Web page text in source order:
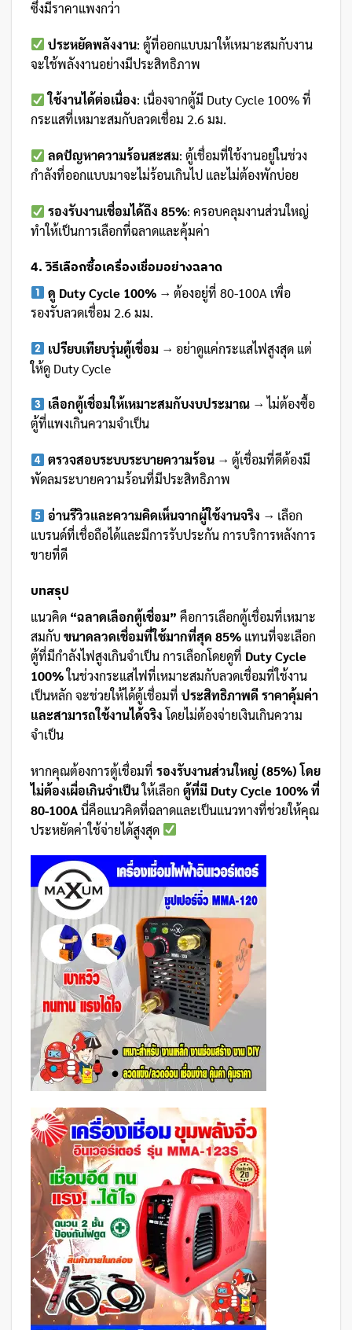
ซึ่งมีราคาแพงกว่า
ประหยัดพลังงาน: ตู้ที่ออกแบบมาให้เหมาะสมกับงาน
จะใช้พลังงานอย่างมีประสิทธิภาพ
ใช้งานได้ต่อเนื่อง: เนื่องจากตู้มี Duty Cycle 100% ที่
กระแสที่เหมาะสมกับลวดเชื่อม 2.6 มม.
ลดปัญหาความร้อนสะสม: ตู้เชื่อมที่ใช้งานอยู่ในช่วง
กำลังที่ออกแบบมาจะไม่ร้อนเกินไป และไม่ต้องพักบ่อย
รองรับงานเชื่อมได้ถึง 85%: ครอบคลุมงานส่วนใหญ่
ทำให้เป็นการเลือกที่ฉลาดและคุ้มค่า
4. วิธีเลือกซื้อเครื่องเชื่อมอย่างฉลาด
ดู Duty Cycle 100% → ต้องอยู่ที่ 80-100A เพื่อ
รองรับลวดเชื่อม 2.6 มม.
เปรียบเทียบรุ่นตู้เชื่อม → อย่าดูแค่กระแสไฟสูงสุด แต่
ให้ดู Duty Cycle
เลือกตู้เชื่อมให้เหมาะสมกับงบประมาณ → ไม่ต้องซื้อ
ตู้ที่แพงเกินความจำเป็น
ตรวจสอบระบบระบายความร้อน → ตู้เชื่อมที่ดีต้องมี
พัดลมระบายความร้อนที่มีประสิทธิภาพ
อ่านรีวิวและความคิดเห็นจากผู้ใช้งานจริง → เลือก
แบรนด์ที่เชื่อถือได้และมีการรับประกัน การบริการหลังการ
ขายที่ดี
บทสรุป
แนวคิด “ฉลาดเลือกตู้เชื่อม” คือการเลือกตู้เชื่อมที่เหมาะ
สมกับขนาดลวดเชื่อมที่ใช้มากที่สุด 85% แทนที่จะเลือก
ตู้ที่มีกำลังไฟสูงเกินจำเป็น การเลือกโดยดูที่ Duty Cycle
100%ในช่วงกระแสไฟที่เหมาะสมกับลวดเชื่อมที่ใช้งาน
เป็นหลัก จะช่วยให้ได้ตู้เชื่อมที่ ประสิทธิภาพดี ราคาคุ้มค่า
และสามารถใช้งานได้จริงโดยไม่ต้องจ่ายเงินเกินความ
จำเป็น
หากคุณต้องการตู้เชื่อมที่ รองรับงานส่วนใหญ่ (85%) โดย
ไม่ต้องเผื่อเกินจำเป็นให้เลือก ตู้ที่มี Duty Cycle 100% ที่
80-100Aนี่คือแนวคิดที่ฉลาดและเป็นแนวทางที่ช่วยให้คุณ
ประหยัดค่าใช้จ่ายได้สูงสุด